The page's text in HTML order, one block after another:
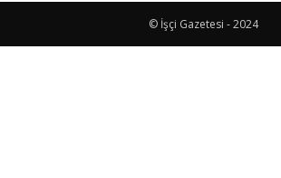
© İşçi Gazetesi - 2024